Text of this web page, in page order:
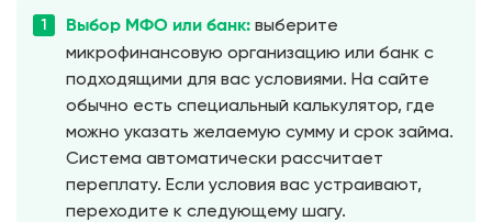
Выбор МФО или банк: выберите
микрофинансовую организацию или банк с
подходящими для вас условиями. На сайте
обычно есть специальный калькулятор, где
можно указать желаемую сумму и срок займа.
Система автоматически рассчитает
переплату. Если условия вас устраивают,
переходите к следующему шагу.